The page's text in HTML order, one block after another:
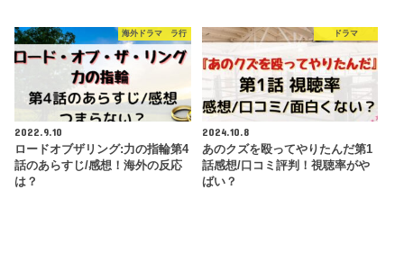
海外ドラマ ラ行
2022.9.10
ロードオブザリング:力の指輪第4
話のあらすじ/感想！海外の反応
は？
ドラマ
2024.10.8
あのクズを殴ってやりたんだ第1
話感想/口コミ評判！視聴率がや
ばい？